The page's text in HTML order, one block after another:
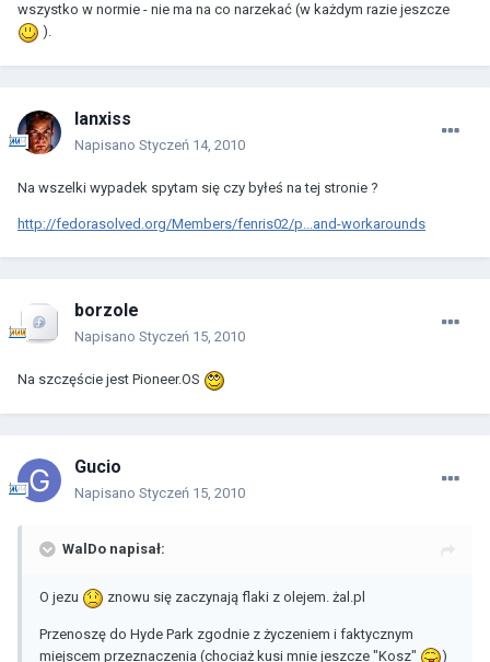
wszystko w normie - nie ma na co narzekać (w każdym razie jeszcze
).
lanxiss
Napisano Styczeń 14, 2010
Na wszelki wypadek spytam się czy byłeś na tej stronie ?
http://fedorasolved.org/Members/fenris02/p...and-workarounds
borzole
Napisano Styczeń 15, 2010
Na szczęście jest Pioneer.OS
Gucio
Napisano Styczeń 15, 2010
WalDo napisał:
O jezu znowu się zaczynają flaki z olejem. żal.pl
Przenoszę do Hyde Park zgodnie z życzeniem i faktycznym
miejscem przeznaczenia (chociaż kusi mnie jeszcze "Kosz"
)